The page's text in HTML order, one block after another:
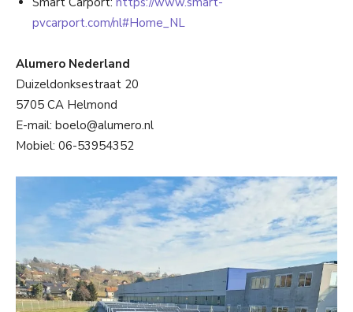
pvcarport.com/nl#Home_NL
Alumero Nederland
Duizeldonksestraat 20
5705 CA Helmond
E-mail: boelo@alumero.nl
Mobiel: 06-53954352